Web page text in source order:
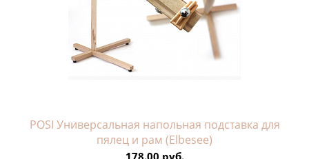
POSI Универсальная напольная подставка для
пялец и рам (Elbesee)